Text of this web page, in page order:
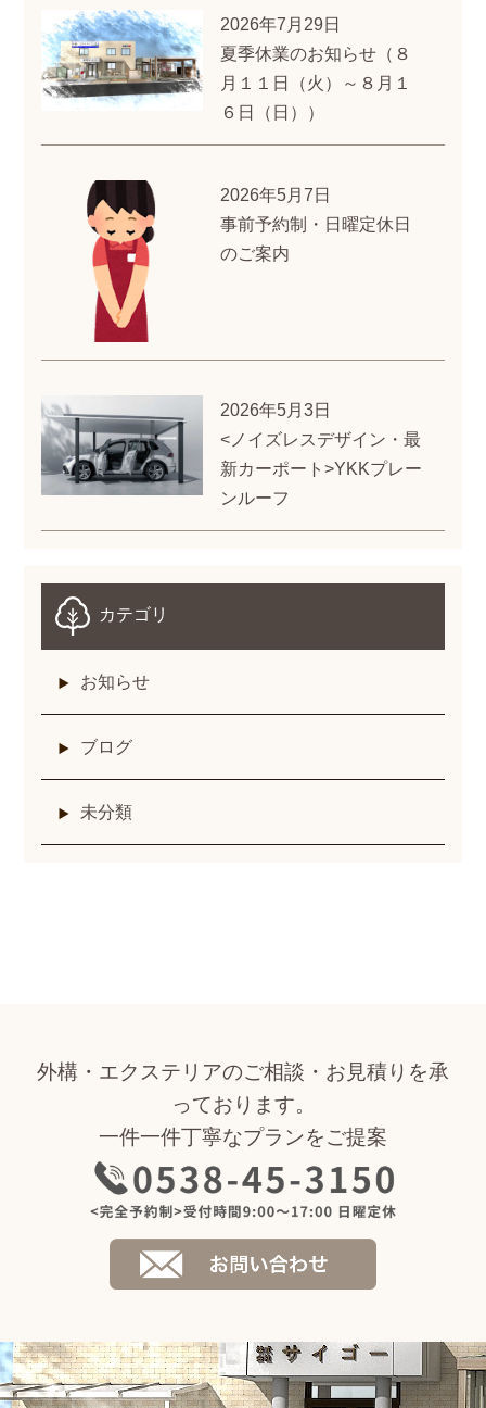
2026年7月29日
夏季休業のお知らせ（８
月１１日（火）～８月１
６日（日））
2026年5月7日
事前予約制・日曜定休日
のご案内
2026年5月3日
<ノイズレスデザイン・最
新カーポート>YKKプレー
ンルーフ
カテゴリ
お知らせ
ブログ
未分類
外構・エクステリアのご相談・お見積りを承
っております。
一件一件丁寧なプランをご提案